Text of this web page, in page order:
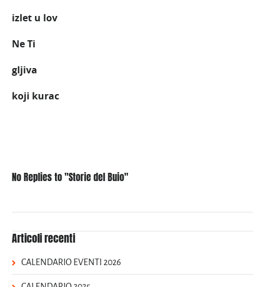
izlet u lov
Ne Ti
gljiva
koji kurac
No Replies to "Storie del Buio"
Articoli recenti
CALENDARIO EVENTI 2026